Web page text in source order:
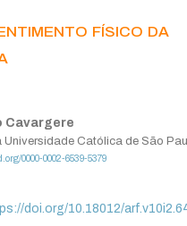
físico da
Cavargere
Universidade Católica de São
0000-0002-6539-5379
doi.org/10.18012/